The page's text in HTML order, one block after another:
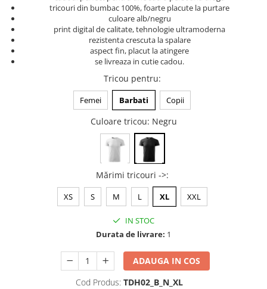
Tricouri music is life
Tricouri sporturi de iarna
Tricouri snowboard
Tricouri ski
Tricouri aniversare
Tricouri cadou 20 ani
Tricouri motociclisti
Tricouri biciclisti
tricouri din bumbac 100%, foarte placute la purtare
culoare alb/negru
print digital de calitate, tehnologie ultramoderna
rezistenta crescuta la spalare
aspect fin, placut la atingere
se livreaza in cutie cadou.
Tricou pentru:
Femei Barbati Copii
Culoare tricou: Negru
Mărimi tricouri ->:
XS S M L XL XXL
IN STOC
Durata de livrare: 1
ADAUGA IN COS
Cod Produs: TDH02_B_N_XL